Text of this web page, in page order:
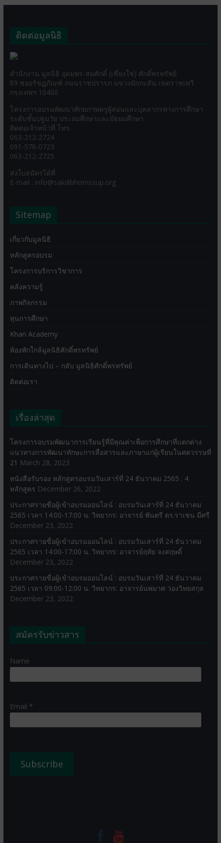
ติดต่อมูลนิธิ
สำนักงาน มูลนิธิ อุดมพร-สมศักดิ์ (เซี่ยงใช่) ศักดิ์พรทรัพย์
89 ซอยรัชฏภัณฑ์ ถนนราชปรารภ แขวงมักกะสัน เขตราชเทวี
กรุงเทพฯ 10400
โครงการอบรมพัฒนาศักยภาพครูผู้สอนและบุคลากรทางการศึกษา
ระดับชั้นปฐมวัย ประถมศึกษาและมัธยมศึกษา
ติดต่อเจ้าหน้าที่ โทร.
063-212-2724
091-576-0723
063-212-2725
ส่งใบสมัครได้ที่
E-mail : info@sakdibhornssup.org
Sitemap
เกี่ยวกับมูลนิธิ
หลักสูตรอบรม
โครงการบริการวิชาการ
คลังความรู้
ภาพกิจกรรม
ทุนการศึกษา
Khan Academy
ห้องพักใกล้มูลนิธิศักดิ์พรทรัพย์
การเดินทางไป – กลับ มูลนิธิศักดิ์พรทรัพย์
ติดต่อเรา
เรื่องล่าสุด
โครงการอบรมพัฒนาการเรียนรู้ที่มีคุณค่าเพื่อการศึกษาที่แตกต่าง
แนวทางการพัฒนาทักษะการสื่อสารและภาษาแก่ผู้เรียนในศตวรรษที่
21 March 28, 2023
หนังสือรับรอง หลักสูตรอบรมวันเสาร์ที่ 24 ธันวาคม 2565 : 4
หลักสูตร December 26, 2022
ประกาศรายชื่อผู้เข้าอบรมออนไลน์ : อบรมวันเสาร์ที่ 24 ธันวาคม
2565 เวลา 14:00-17:00 น. วิทยากร: อาจารย์ พันตรี ดร.ราเชน มีศรี
December 23, 2022
ประกาศรายชื่อผู้เข้าอบรมออนไลน์ : อบรมวันเสาร์ที่ 24 ธันวาคม
2565 เวลา 14:00-17:00 น. วิทยากร: อาจารย์ฤทัย จงสฤษดิ์
December 23, 2022
ประกาศรายชื่อผู้เข้าอบรมออนไลน์ : อบรมวันเสาร์ที่ 24 ธันวาคม
2565 เวลา 09:00-12:00 น. วิทยากร: อาจารย์นพมาศ ว่องวิทยสกุล
December 23, 2022
สมัครรับข่าวสาร
Name
Email *